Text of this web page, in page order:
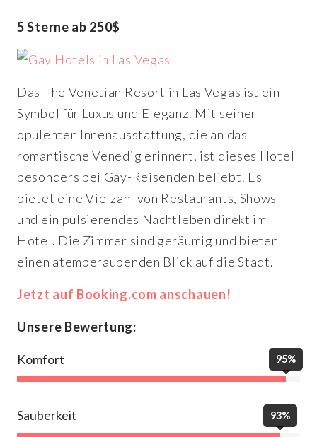
5 Sterne ab 250$
Das The Venetian Resort in Las Vegas ist ein
Symbol für Luxus und Eleganz. Mit seiner
opulenten Innenausstattung, die an das
romantische Venedig erinnert, ist dieses Hotel
besonders bei Gay-Reisenden beliebt. Es
bietet eine Vielzahl von Restaurants, Shows
und ein pulsierendes Nachtleben direkt im
Hotel. Die Zimmer sind geräumig und bieten
einen atemberaubenden Blick auf die Stadt.
Jetzt auf Booking.com anschauen!
Unsere Bewertung:
Komfort 95%
Sauberkeit 93%